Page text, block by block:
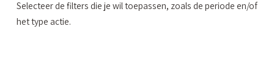
Selecteer de filters die je wil toepassen, zoals de periode en/of
het type actie.